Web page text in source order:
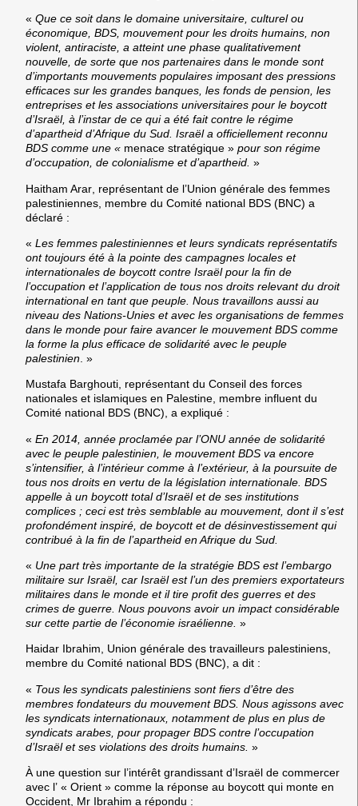
« Que ce soit dans le domaine universitaire, culturel ou
économique, BDS, mouvement pour les droits humains, non
violent, antiraciste, a atteint une phase qualitativement
nouvelle, de sorte que nos partenaires dans le monde sont
d’importants mouvements populaires imposant des pressions
efficaces sur les grandes banques, les fonds de pension, les
entreprises et les associations universitaires pour le boycott
d’Israël, à l’instar de ce qui a été fait contre le régime
d’apartheid d’Afrique du Sud. Israël a officiellement reconnu
BDS comme une « menace stratégique » pour son régime
d’occupation, de colonialisme et d’apartheid. »
Haitham Arar , représentant de l’Union générale des femmes
palestiniennes, membre du Comité national BDS (BNC) a
déclaré :
« Les femmes palestiniennes et leurs syndicats représentatifs
ont toujours été à la pointe des campagnes locales et
internationales de boycott contre Israël pour la fin de
l’occupation et l’application de tous nos droits relevant du droit
international en tant que peuple. Nous travaillons aussi au
niveau des Nations-Unies et avec les organisations de femmes
dans le monde pour faire avancer le mouvement BDS comme
la forme la plus efficace de solidarité avec le peuple
palestinien . »
Mustafa Barghouti, représentant du Conseil des forces
nationales et islamiques en Palestine, membre influent du
Comité national BDS (BNC), a expliqué :
« En 2014, année proclamée par l’ONU année de solidarité
avec le peuple palestinien, le mouvement BDS va encore
s’intensifier, à l’intérieur comme à l’extérieur, à la poursuite de
tous nos droits en vertu de la législation internationale. BDS
appelle à un boycott total d’Israël et de ses institutions
complices ; ceci est très semblable au mouvement, dont il s’est
profondément inspiré, de boycott et de désinvestissement qui
contribué à la fin de l’apartheid en Afrique du Sud.
« Une part très importante de la stratégie BDS est l’embargo
militaire sur Israël, car Israël est l’un des premiers exportateurs
militaires dans le monde et il tire profit des guerres et des
crimes de guerre. Nous pouvons avoir un impact considérable
sur cette partie de l’économie israélienne. »
Haidar Ibrahim, Union générale des travailleurs palestiniens,
membre du Comité national BDS (BNC), a dit :
« Tous les syndicats palestiniens sont fiers d’être des
membres fondateurs du mouvement BDS. Nous agissons avec
les syndicats internationaux, notamment de plus en plus de
syndicats arabes, pour propager BDS contre l’occupation
d’Israël et ses violations des droits humains. »
À une question sur l’intérêt grandissant d’Israël de commercer
avec l’ « Orient » comme la réponse au boycott qui monte en
Occident, Mr Ibrahim a répondu :